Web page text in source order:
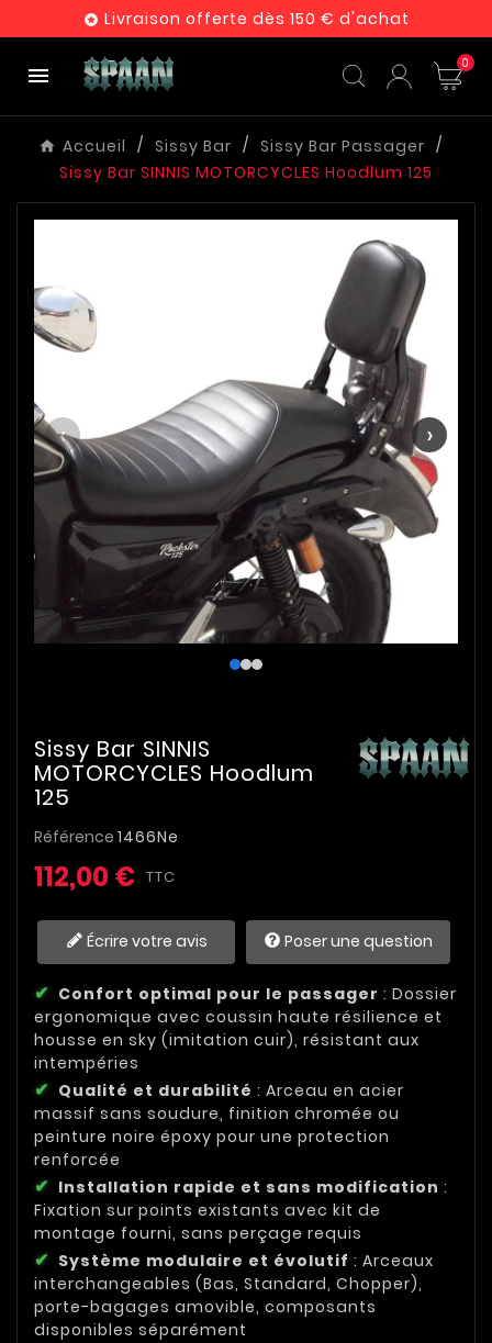
 Livraison offerte dès 150 € d'achat
 0
Accueil Sissy Bar
Sissy Bar Passager
Sissy Bar SINNIS MOTORCYCLES Hoodlum 125
‹ ›
Sissy Bar SINNIS
MOTORCYCLES Hoodlum
125
Référence 1466Ne
112,00 € TTC
Écrire votre avis Poser une question
Confort optimal pour le passager : Dossier
ergonomique avec coussin haute résilience et
housse en sky (imitation cuir), résistant aux
intempéries
Qualité et durabilité : Arceau en acier
massif sans soudure, finition chromée ou
peinture noire époxy pour une protection
renforcée
Installation rapide et sans modification :
Fixation sur points existants avec kit de
montage fourni, sans perçage requis
Système modulaire et évolutif : Arceaux
interchangeables (Bas, Standard, Chopper),
porte-bagages amovible, composants
disponibles séparément